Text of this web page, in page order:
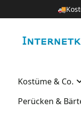
🚚
Kostüme & Co.
Perücken &